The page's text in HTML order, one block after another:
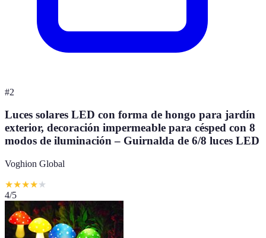
#2
Luces solares LED con forma de hongo para jardín
exterior, decoración impermeable para césped con 8
modos de iluminación – Guirnalda de 6/8 luces LED
Voghion Global
★★★★★
4/5